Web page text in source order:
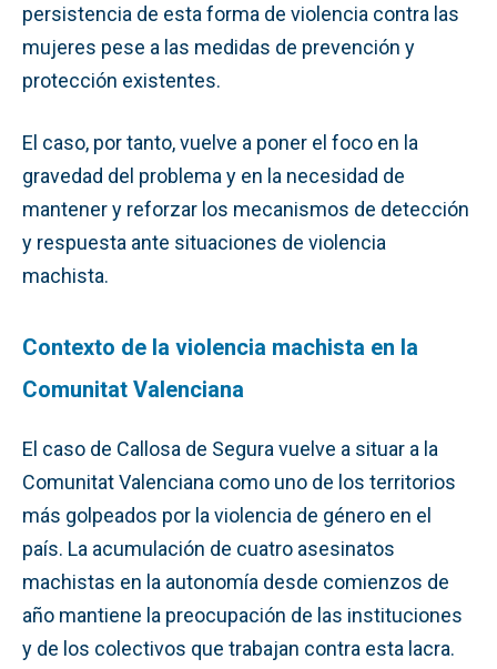
persistencia de esta forma de violencia contra las
mujeres pese a las medidas de prevención y
protección existentes.
El caso, por tanto, vuelve a poner el foco en la
gravedad del problema y en la necesidad de
mantener y reforzar los mecanismos de detección
y respuesta ante situaciones de violencia
machista.
Contexto de la violencia machista en la
Comunitat Valenciana
El caso de Callosa de Segura vuelve a situar a la
Comunitat Valenciana como uno de los territorios
más golpeados por la violencia de género en el
país. La acumulación de cuatro asesinatos
machistas en la autonomía desde comienzos de
año mantiene la preocupación de las instituciones
y de los colectivos que trabajan contra esta lacra.